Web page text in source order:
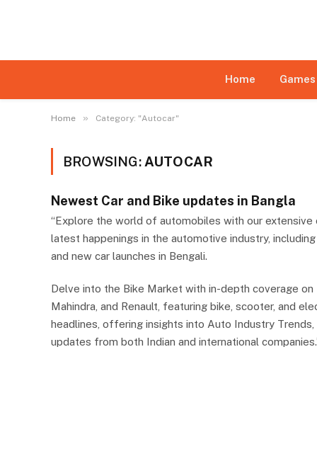
Home Games
Home » Category: "Autocar"
BROWSING: AUTOCAR
Newest Car and Bike updates in Bangla
“Explore the world of automobiles with our
latest happenings in the automotive industry,
and new car launches in Bengali.
Delve into the Bike Market with in-depth coverage on
Mahindra, and Renault, featuring bike, scooter, and
headlines, offering insights into Auto Industry
updates from both Indian and international